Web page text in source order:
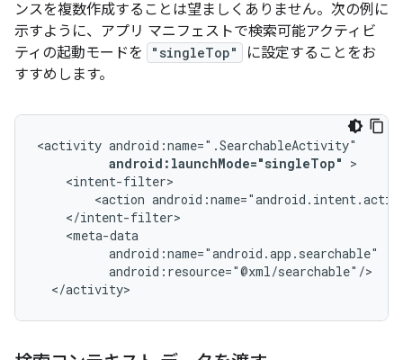
ンスを複数作成することは望ましくありません。次の例に
示すように、アプリ マニフェストで検索可能アクティビ
ティの起動モードを
"singleTop"
に設定することをお
すすめします。
<activity
android:launchMode="singleTop"
<action
</activity>